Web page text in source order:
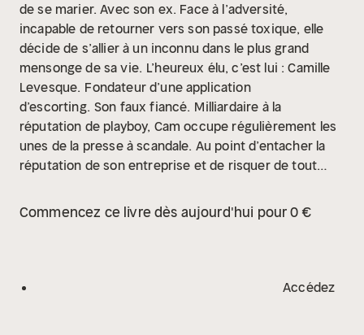
de se marier. Avec son ex. Face à l’adversité,
incapable de retourner vers son passé toxique, elle
décide de s’allier à un inconnu dans le plus grand
mensonge de sa vie. L’heureux élu, c’est lui : Camille
Levesque. Fondateur d’une application
d’escorting. Son faux fiancé. Milliardaire à la
réputation de playboy, Cam occupe régulièrement les
unes de la presse à scandale. Au point d’entacher la
réputation de son entreprise et de risquer de tout
homme prêt à s’engager pourrait s’avérer payant.
perle rare pour ça, c’est elle : Magnolia Kumar.
promettent de ne jamais tomber amoureux, le fil
Commencez ce livre dès aujourd'hui pour 0 €
Accédez